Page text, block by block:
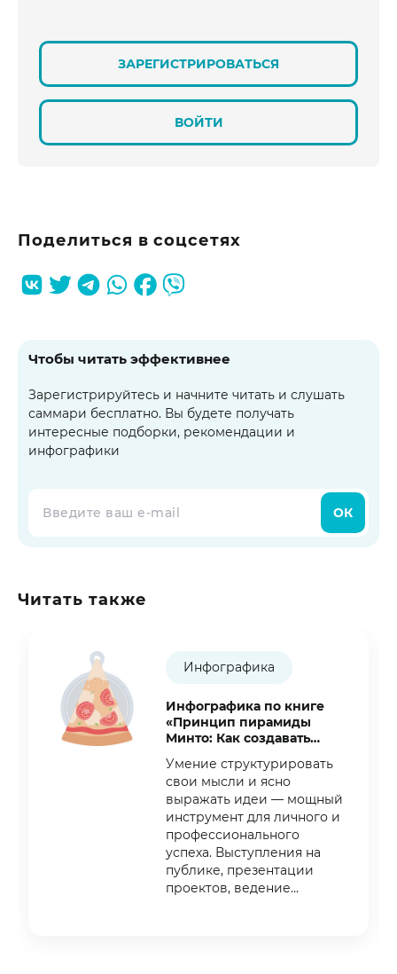
ЗАРЕГИСТРИРОВАТЬСЯ
ВОЙТИ
Поделиться в соцсетях
Чтобы читать эффективнее
Зарегистрируйтесь и начните читать и слушать
саммари бесплатно. Вы будете получать
интересные подборки, рекомендации и
инфографики
ОК
Читать также
Инфографика
Инфографика по книге
«Принцип пирамиды
Минто: Как создавать
презентации»
Умение структурировать
свои мысли и ясно
выражать идеи — мощный
инструмент для личного и
профессионального
успеха. Выступления на
публике, презентации
проектов, ведение